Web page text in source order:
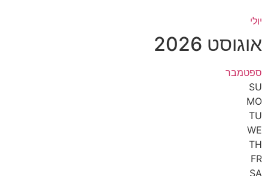
יולי
אוגוסט 2026
ספטמבר
SU
MO
TU
WE
TH
FR
SA